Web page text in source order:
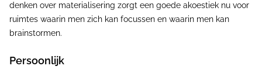
denken over materialisering zorgt een goede akoestiek nu voor
ruimtes waarin men zich kan focussen en waarin men kan
brainstormen.
Persoonlijk